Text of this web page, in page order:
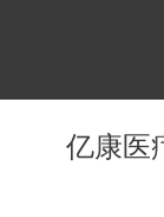
亿康医